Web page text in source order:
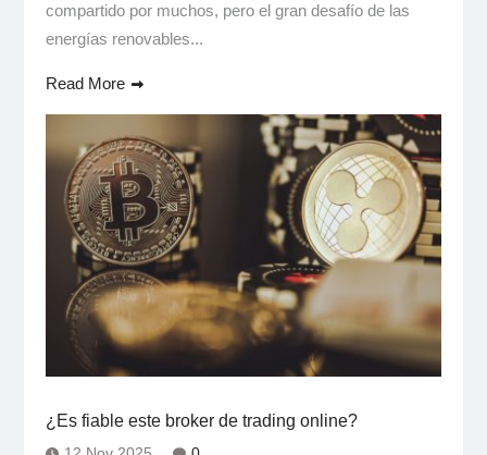
compartido por muchos, pero el gran desafío de las
energías renovables...
Read More
¿Es fiable este broker de trading online?